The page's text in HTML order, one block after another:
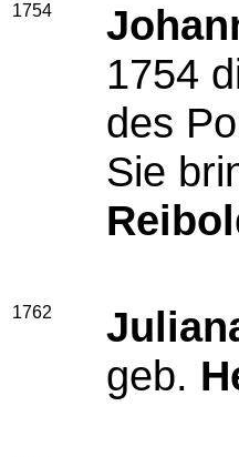
1754
1754
des
Sie
1762
geb.